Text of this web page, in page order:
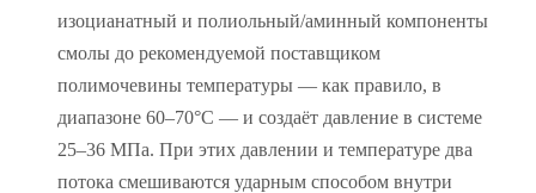
изоцианатный и полиольный/аминный компоненты
смолы до рекомендуемой поставщиком
полимочевины температуры — как правило, в
диапазоне 60–70°C — и создаёт давление в системе
25–36 МПа. При этих давлении и температуре два
потока смешиваются ударным способом внутри